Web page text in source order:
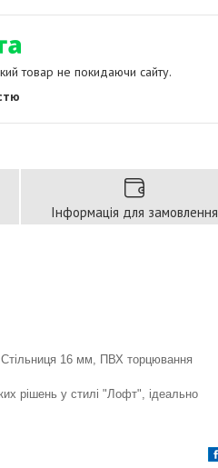
товар не покидаючи сайту.
Інформація для замовлення
16 мм, ПВХ торцювання
рішень у стилі "Лофт", ідеально